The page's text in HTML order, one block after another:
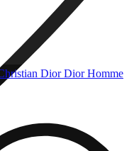
Dior Dior Homme